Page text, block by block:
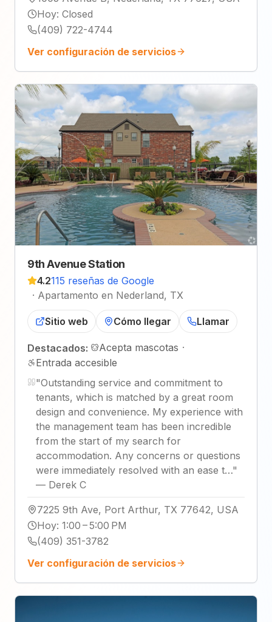
Hoy: Closed
(409) 722-4744
Ver configuración de servicios
9th Avenue Station
4.2115 reseñas de Google
· Apartamento en Nederland, TX
Sitio web Cómo llegar Llamar
Destacados: Acepta mascotas ·
Entrada accesible
"Outstanding service and commitment to
tenants, which is matched by a great room
design and convenience. My experience with
the management team has been incredible
from the start of my search for
accommodation. Any concerns or questions
were immediately resolved with an ease t…"
— Derek C
7225 9th Ave, Port Arthur, TX 77642, USA
Hoy: 1:00 – 5:00 PM
(409) 351-3782
Ver configuración de servicios